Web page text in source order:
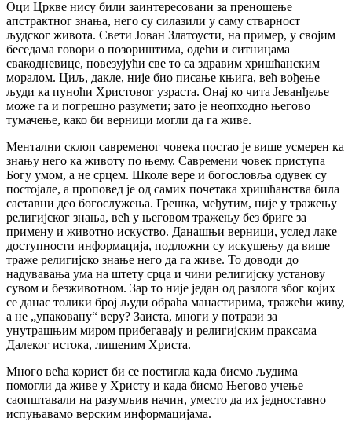
Оци Цркве нису били заинтересовани за преношење
апстрактног знања, него су силазили у саму стварност
људског живота. Свети Јован Златоусти, на пример, у својим
беседама говори о позориштима, одећи и ситницама
свакодневице, повезујући све то са здравим хришћанским
моралом. Циљ, дакле, није био писање књига, већ вођење
људи ка пуноћи Христовог узраста. Онај ко чита Јеванђеље
може га и погрешно разумети; зато је неопходно његово
тумачење, како би верници могли да га живе.
Ментални склоп савременог човека постао је више усмерен ка
знању него ка животу по њему. Савремени човек приступа
Богу умом, а не срцем. Школе вере и богословља одувек су
постојале, а проповед је од самих почетака хришћанства била
саставни део богослужења. Грешка, међутим, није у тражењу
религијског знања, већ у његовом тражењу без бриге за
примену и животно искуство. Данашњи верници, услед лаке
доступности информација, подложни су искушењу да више
траже религијско знање него да га живе. То доводи до
надувавања ума на штету срца и чини религијску установу
сувом и безживотном. Зар то није један од разлога због којих
се данас толики број људи обраћа манастирима, тражећи живу,
а не „упаковану“ веру? Заиста, многи у потрази за
унутрашњим миром прибегавају и религијским праксама
Далеког истока, лишеним Христа.
Много већа корист би се постигла када бисмо људима
помогли да живе у Христу и када бисмо Његово учење
саопштавали на разумљив начин, уместо да их једноставно
испуњавамо верским информацијама.